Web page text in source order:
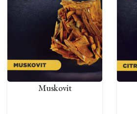
Muskovit